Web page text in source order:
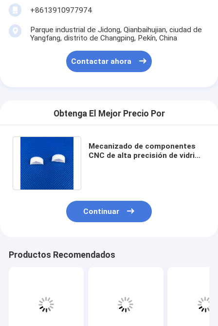
+8613910977974
Parque industrial de Jidong, Qianbaihujian, ciudad de
Yangfang, distrito de Changping, Pekín, China
Contactar ahora
Obtenga El Mejor Precio Por
Mecanizado de componentes
CNC de alta precisión de vidrio
Continuar
Productos Recomendados